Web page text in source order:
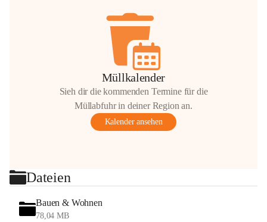
Müllkalender
Sieh dir die kommenden Termine für die
Müllabfuhr in deiner Region an.
Kalender ansehen
Dateien
Bauen & Wohnen
78,04 MB